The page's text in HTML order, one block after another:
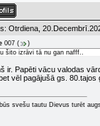
Otrdiena,
007 (
)
šito izrāvi tā nu gan nafff..
ir. Papēti vācu valodas
vēl pagājušā gs.
svešu tautu Dievus turēt